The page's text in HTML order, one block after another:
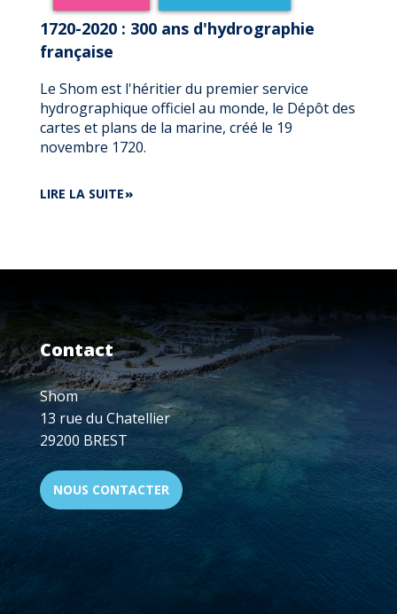
1720-2020 : 300 ans d'hydrographie
française
Le Shom est l'héritier du premier service
hydrographique officiel au monde, le Dépôt des
cartes et plans de la marine, créé le 19
novembre 1720.
LIRE LA SUITEDE
FRANÇAISE
Contact
Shom
13 rue du Chatellier
29200 BREST
NOUS CONTACTER